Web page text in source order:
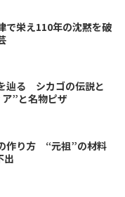
栄え110年の沈黙を破
辿る シカゴの伝説と
”と名物ピザ
作り方 “元祖”の材料
出